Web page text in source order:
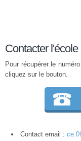
Contacter l'école
Pour récupérer le
cliquez sur le bouton.
Contact email :